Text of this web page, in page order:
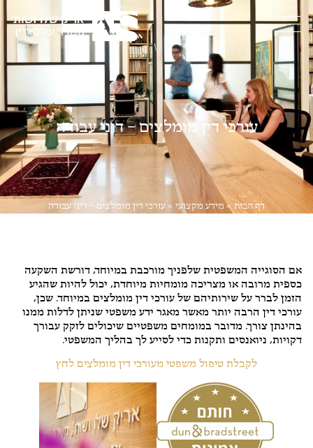
עורכי דין מומלצים – דיני עבודה
דף הבית»מידע מקצועי » עורכי דין מומלצים – דיני עבודה
אם הסוגייה המשפטית שלפניך מורכבת במיוחד, דורשת השקעה
כספית מרובה או מצריכה מומחיות מיוחדת, יכול להיות שהגיע
הזמן לברר על שירותיהם של עורכי דין מומלצים במיוחד. שכן,
עורכי דין הרבה יותר מאשר מאגר ידע משפטי שניתן לדלות ממנו
בהינתן צורך. מדובר במומחים משפטיים שיכולים לזקק עבורך
דקויות, ניואנסים ותקנות כדי לסייע לך בהליך המשפטי.
לקבלת טיפול משפטי מעורכי דין מומלצים לחץ